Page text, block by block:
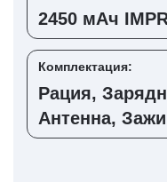
2450 мАч
Комплектация:
Рация,
Антенна,